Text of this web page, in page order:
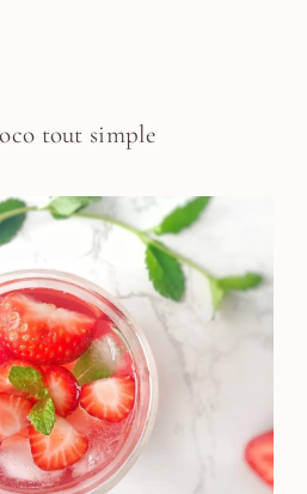
tout simple